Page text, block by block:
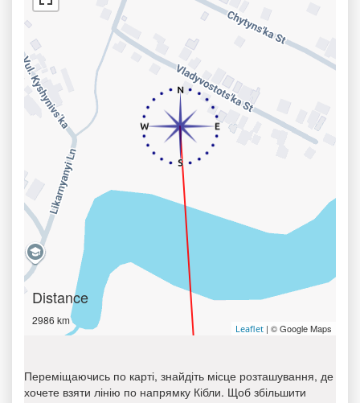
Distance
2986 km
Leaflet | © Google Maps
Переміщаючись по карті, знайдіть місце розташування, де
хочете взяти лінію по напрямку Кібли. Щоб збільшити